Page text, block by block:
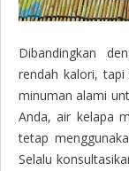
Dibandingkan
rendah kalori, tapi
minuman alami
Anda, air kelapa
tetap
Selalu